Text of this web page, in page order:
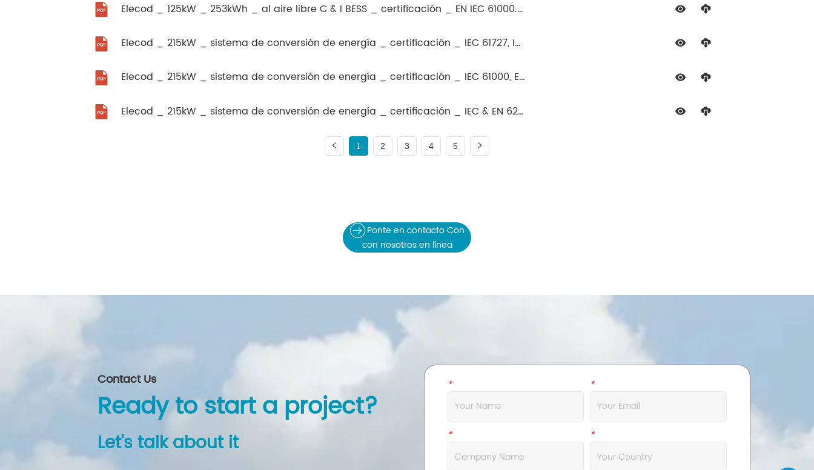
Elecod _ 125kW _ 253kWh _ al aire libre C & I BESS _ certificación _ EN IEC 61000.pdf.
Elecod _ 215kW _ sistema de conversión de energía _ certificación _ IEC 61727, IEC 62116.pdf.
Elecod _ 215kW _ sistema de conversión de energía _ certificación _ IEC 61000, EN 62920.pdf.
Elecod _ 215kW _ sistema de conversión de energía _ certificación _ IEC & EN 62109, IEC & EN 62477.pdf.
1 2 3 4 5
Ponte en contacto Con
con nosotros en línea
Contact Us
Ready to start a project?
Let's talk about it
*Name *Email
*Company *Address